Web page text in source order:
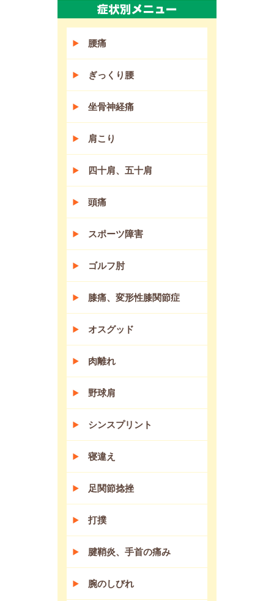
腰痛
ぎっくり腰
坐骨神経痛
肩こり
四十肩、五十肩
頭痛
スポーツ障害
ゴルフ肘
膝痛、変形性膝関節症
オスグッド
肉離れ
野球肩
シンスプリント
寝違え
足関節捻挫
打撲
腱鞘炎、手首の痛み
腕のしびれ